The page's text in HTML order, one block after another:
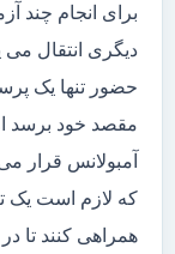
برای انجام چند
دیگری انتقال می
حضور تنها یک
مقصد خود برسد
آمبولانس قرار
که لازم است یک
همراهی کنند تا